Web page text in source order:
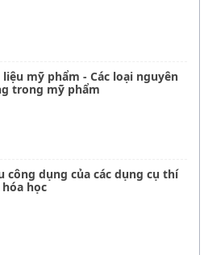
liệu mỹ phẩm - Các loại nguyên
trong mỹ phẩm
công dụng của các dụng cụ thí
học